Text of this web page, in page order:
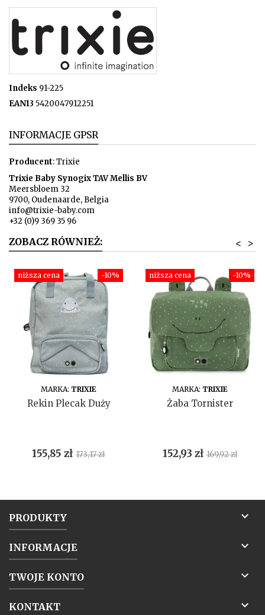
Indeks 91-225
EAN13 5420047912251
INFORMACJE GPSR
Producent: Trixie
Trixie Baby Synogix TAV Mellis BV
Meersbloem 32
9700, Oudenaarde, Belgia
info@trixie-baby.com
+32 (0)9 369 35 96
ZOBACZ RÓWNIEŻ: >
<
-10%
niższa cena
DO KOSZYKA
MARKA: TRIXIE
Rekin Plecak Duży
Cena
155,85 zł Cena
173,17 zł
-10%
niższa cena
DO KOSZYKA
MARKA: TRIXIE
Żaba Tornister
Cena
152,93 zł Cena
169,92 zł
PRODUKTY 
INFORMACJE 
TWOJE KONTO 
KONTAKT 